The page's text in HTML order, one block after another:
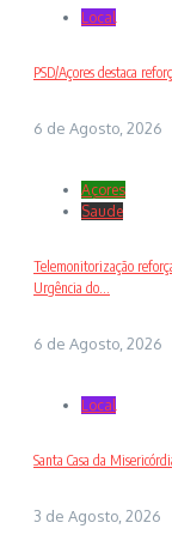
Local
PSD/Açores destaca
6 de Agosto, 2026
Açores
Saude
Telemonitorização
Urgência do...
6 de Agosto, 2026
Local
Santa Casa da
3 de Agosto, 2026